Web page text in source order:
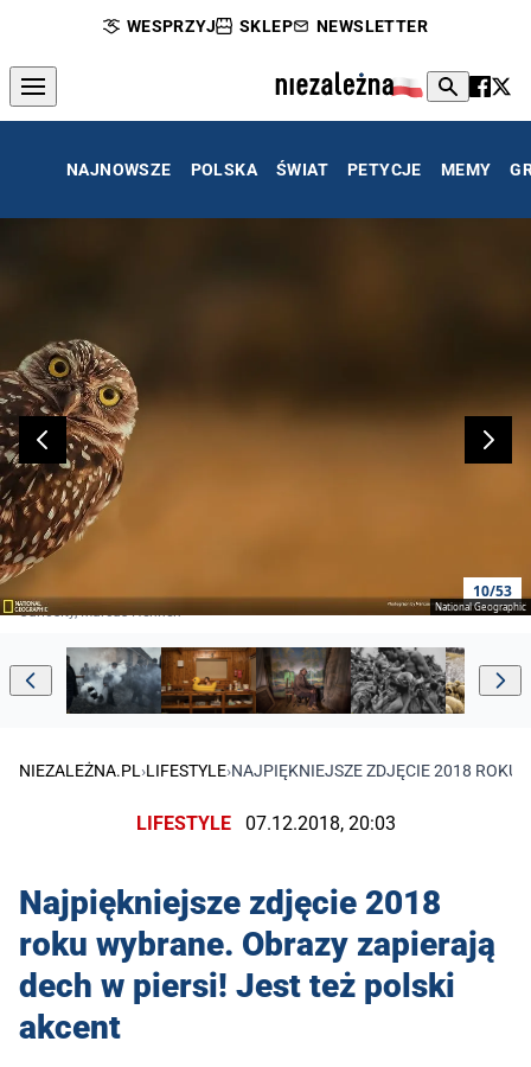
WESPRZYJ SKLEP NEWSLETTER
NAJNOWSZE POLSKA ŚWIAT PETYCJE MEMY
10/53
National Geographic
Curiosity, Marcus Hennen
NIEZALEŻNA.PL ›LIFESTYLE›NAJPIĘKNIEJSZE ZDJĘCIE 2018 ROKU
LIFESTYLE 07.12.2018, 20:03
Najpiękniejsze zdjęcie 2018
roku wybrane. Obrazy zapierają
dech w piersi! Jest też polski
akcent